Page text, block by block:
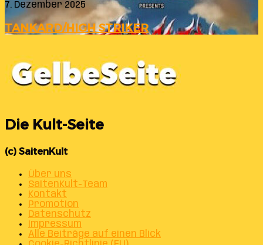
7. Dezember 2025
TANKARD/HIGH STRIKER
Die Kult-Seite
(c) SaitenKult
Über uns
SaitenKult-Team
Kontakt
Promotion
Datenschutz
Impressum
Alle Beiträge auf einen Blick